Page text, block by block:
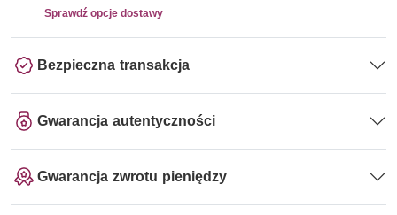
Sprawdź opcje dostawy
Bezpieczna transakcja
Gwarancja autentyczności
Gwarancja zwrotu pieniędzy